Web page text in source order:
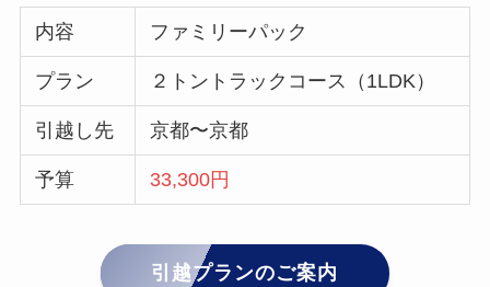
内容 ファミリーパック
プラン ２トントラックコース（1LDK）
引越し先 京都〜京都
予算 33,300円
引越プランのご案内